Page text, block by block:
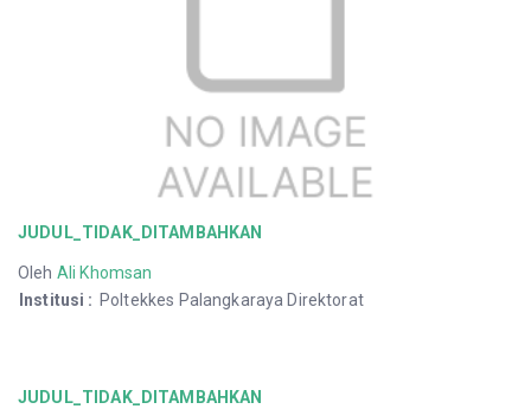
JUDUL_TIDAK_DITAMBAHKAN
Oleh Ali Khomsan
Institusi : Poltekkes Palangkaraya Direktorat
JUDUL_TIDAK_DITAMBAHKAN